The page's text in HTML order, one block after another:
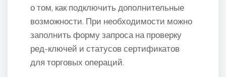
о том, как подключить дополнительные
возможности. При необходимости можно
заполнить форму запроса на проверку
ред-ключей и статусов сертификатов
для торговых операций.